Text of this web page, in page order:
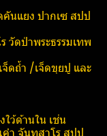
น​แยง​ ปากเซ สปป
วัด​ป่า​พระ​ธ​รร​มเทพ​
ดถ้ำ /เจ็ดขุยปู และ
ว้ด้านใน เช่น